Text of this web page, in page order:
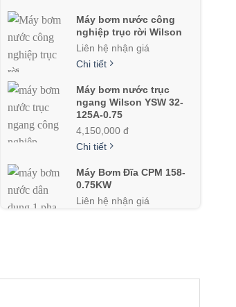
Máy bơm nước công
nghiệp trục rời Wilson
Liên hệ nhận giá
Chi tiết
Máy bơm nước trục
ngang Wilson YSW 32-
125A-0.75
4,150,000 đ
Chi tiết
Máy Bơm Đĩa CPM 158-
0.75KW
Liên hệ nhận giá